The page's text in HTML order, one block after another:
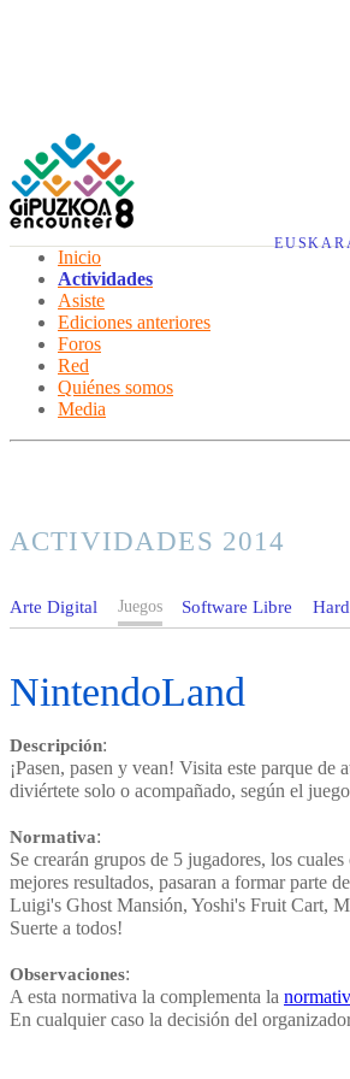
Inicio
Actividades
Asiste
Ediciones anteriores
Foros
Red
Quiénes somos
Media
ACTIVIDADES 2014
Arte Digital Juegos Software Libre
NintendoLand
Descripción:
¡Pasen, pasen y vean! Visita este parque
diviértete solo o acompañado, según el
Normativa:
Se crearán grupos de 5 jugadores, los
mejores resultados, pasaran a formar parte
Luigi's Ghost Mansión, Yoshi's Fruit Cart,
Suerte a todos!
Observaciones:
A esta normativa la complementa la
En cualquier caso la decisión del